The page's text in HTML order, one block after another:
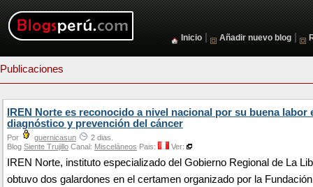
Inicio Añadir nuevo blog
Publicaciones
IREN Norte es reconocido a nivel nacional por su buena labor
diagnóstico y prevención del cáncer
Por guernicasun
2 dias.
Blog Siente Trujillo Canal: Misceláneos Pais: Ver:
IREN Norte, instituto especializado del Gobierno Regional de La
obtuvo dos galardones en el certamen organizado por la